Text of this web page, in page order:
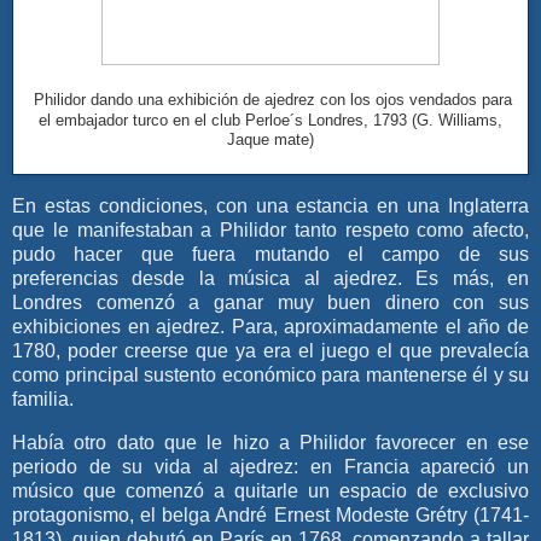
Philidor dando una exhibición de ajedrez con los ojos vendados para
el embajador turco en el club Perloe´s Londres, 1793 (G. Williams,
Jaque mate)
En estas condiciones, con una estancia en una Inglaterra
que le manifestaban a Philidor tanto respeto como afecto,
pudo hacer que fuera mutando el campo de sus
preferencias desde la música al ajedrez. Es más, en
Londres comenzó a ganar muy buen dinero con sus
exhibiciones en ajedrez. Para, aproximadamente el año de
1780, poder creerse que ya era el juego el que prevalecía
como principal sustento económico para mantenerse él y su
familia.
Había otro dato que le hizo a Philidor favorecer en ese
periodo de su vida al ajedrez: en Francia apareció un
músico que comenzó a quitarle un espacio de exclusivo
protagonismo, el belga André Ernest Modeste Grétry (1741-